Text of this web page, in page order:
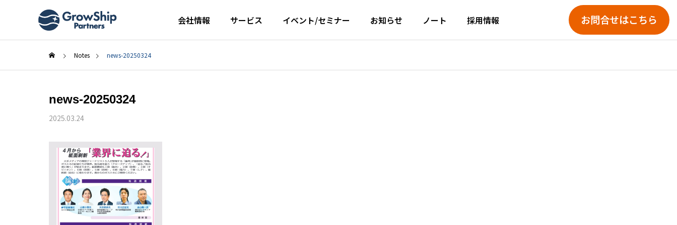
お問合せはこちら
会社情報 サービス イベント/セミナー お知らせ ノート 採用情報
Notes news-20250324
news-20250324
2025.03.24